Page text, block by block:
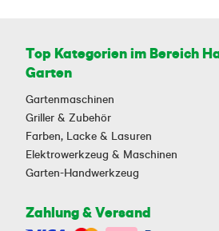
Top Kategorien im Bereich
Garten
Gartenmaschinen
Griller & Zubehör
Farben, Lacke & Lasuren
Elektrowerkzeug & Maschinen
Garten-Handwerkzeug
Zahlung & Versand